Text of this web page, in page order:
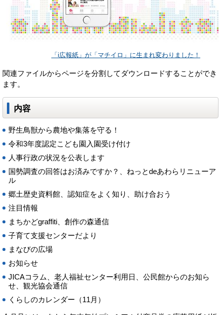
「i広報紙」が「マチイロ」に生まれ変わりました！
関連ファイルからページを分割してダウンロードすることができ
ます。
内容
野生鳥獣から農地や集落を守る！
令和3年度認定こども園入園受け付け
人事行政の状況を公表します
国勢調査の回答はお済みですか？、ねっとdeあわらリニューア
ル
郷土歴史資料館、認知症をよく知り、助け合おう
注目情報
まちかどgraffiti、創作の森通信
子育て支援センターだより
まなびの広場
お知らせ
JICAコラム、老人福祉センター利用日、公民館からのお知ら
せ、観光協会通信
くらしのカレンダー（11月）